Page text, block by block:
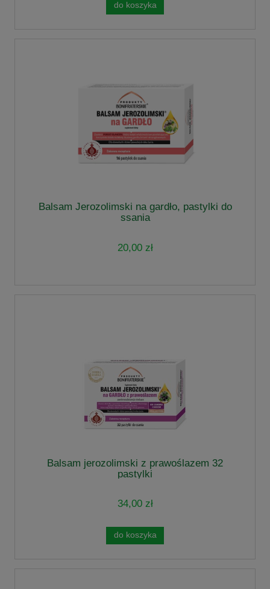
do koszyka
Balsam Jerozolimski na gardło, pastylki do
ssania
20,00 zł
Balsam jerozolimski z prawoślazem 32
pastylki
34,00 zł
do koszyka